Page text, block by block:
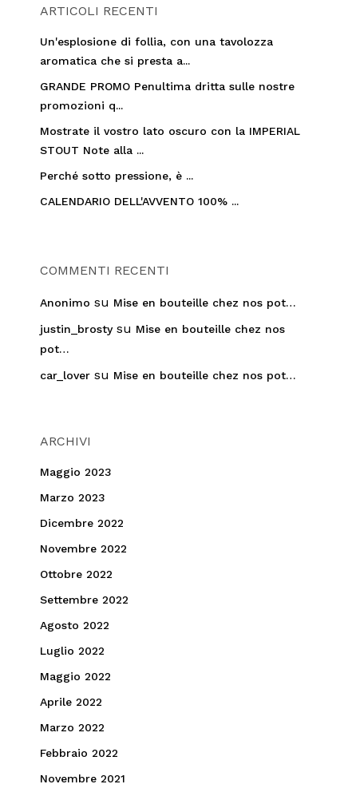
ARTICOLI RECENTI
Un'esplosione di follia, con una tavolozza
aromatica che si presta a...
GRANDE PROMO Penultima dritta sulle nostre
promozioni q...
Mostrate il vostro lato oscuro con la IMPERIAL
STOUT Note alla ...
Perché sotto pressione, è ...
CALENDARIO DELL'AVVENTO 100% ...
COMMENTI RECENTI
Anonimo su Mise en bouteille chez nos pot…
justin_brostysu Mise en bouteille chez nos
pot…
car_loversu Mise en bouteille chez nos pot…
ARCHIVI
Maggio 2023
Marzo 2023
Dicembre 2022
Novembre 2022
Ottobre 2022
Settembre 2022
Agosto 2022
Luglio 2022
Maggio 2022
Aprile 2022
Marzo 2022
Febbraio 2022
Novembre 2021